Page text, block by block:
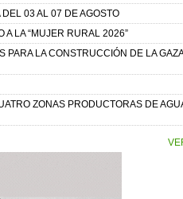
03 AL 07 DE AGOSTO
A LA “MUJER RURAL 2026”
LA CONSTRUCCIÓN DE LA
ZONAS PRODUCTORAS DE